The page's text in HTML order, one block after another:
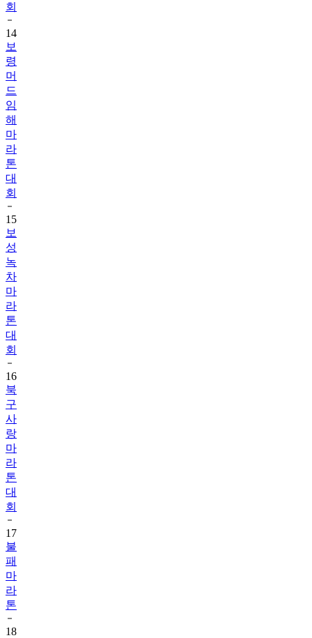
회
14
보
령
머
드
임
해
마
라
톤
대
회
15
보
성
녹
차
마
라
톤
대
회
16
북
구
사
랑
마
라
톤
대
회
17
불
패
마
라
톤
18